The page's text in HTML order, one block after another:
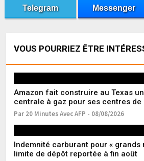
Telegram Messenger
VOUS POURRIEZ ÊTRE
Amazon fait construire au Texas
centrale à gaz pour ses centres de
Par 20 Minutes Avec AFP - 08/08/2026
Indemnité carburant pour « grands
limite de dépôt reportée à fin août